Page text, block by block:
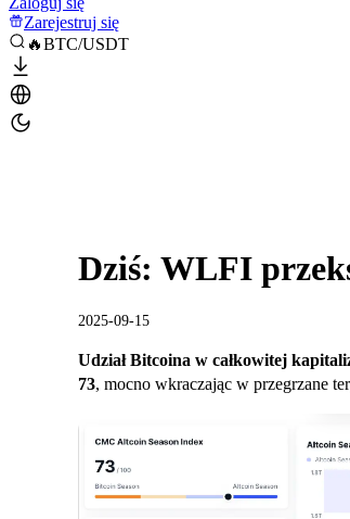
Zarejestruj się
🔥BTC/USDT
Dziś: WLFI
2025-09-15
Udział Bitcoina w całkowitej
73, mocno wkraczając w przegrzane